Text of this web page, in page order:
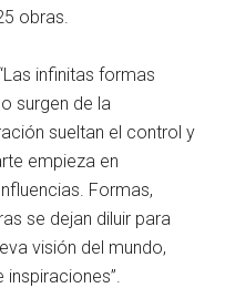
obras.
infinitas formas
surgen de la
sueltan el control y
empieza en
Formas,
se dejan diluir para
visión del mundo,